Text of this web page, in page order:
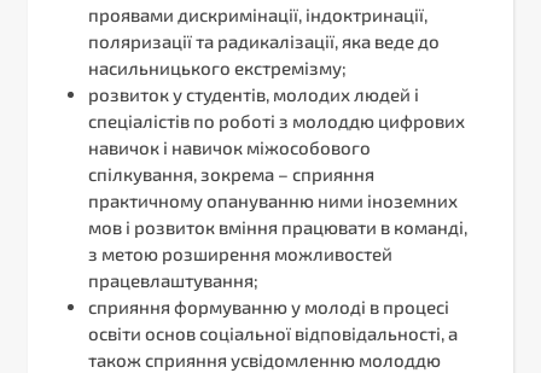
проявами дискримінації, індоктринації,
поляризації та радикалізації, яка веде до
насильницького екстремізму;
розвиток у студентів, молодих людей і
спеціалістів по роботі з молоддю цифрових
навичок і навичок міжособового
спілкування, зокрема – сприяння
практичному опануванню ними іноземних
мов і розвиток вміння працювати в команді,
з метою розширення можливостей
працевлаштування;
сприяння формуванню у молоді в процесі
освіти основ соціальної відповідальності, а
також сприяння усвідомленню молоддю